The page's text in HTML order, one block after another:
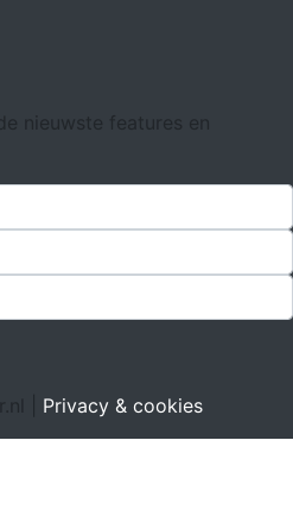
nieuwste features en
| Privacy & cookies